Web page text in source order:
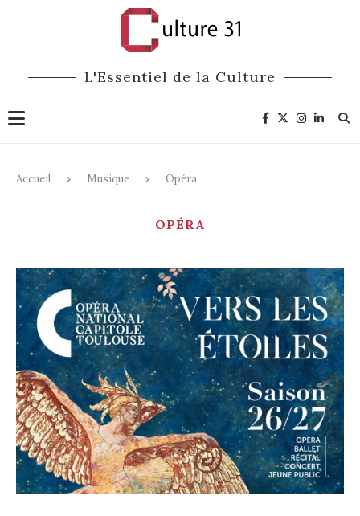
L'Essentiel de la Culture
Accueil Musique Opéra
OPÉRA